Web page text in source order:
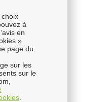
Captcha ⇗
à
en
»
page du
sur les
sur le
.